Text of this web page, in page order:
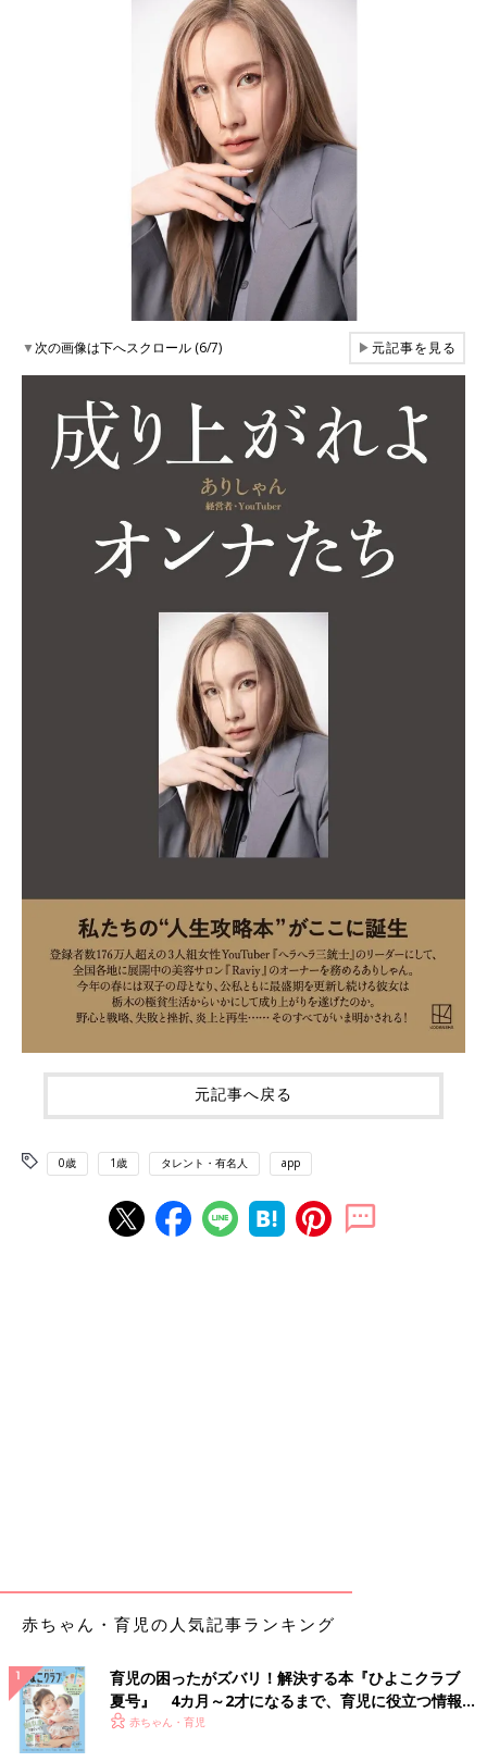
▼次の画像は下へスクロール (6/7) ▶元記事を見る
元記事へ戻る
0歳 1歳 タレント・有名人 app
赤ちゃん・育児の人気記事ランキング
育児の困ったがズバリ！解決する本『ひよこクラブ
夏号』 4カ月～2才になるまで、育児に役立つ情報が
いっぱい！
赤ちゃん・育児